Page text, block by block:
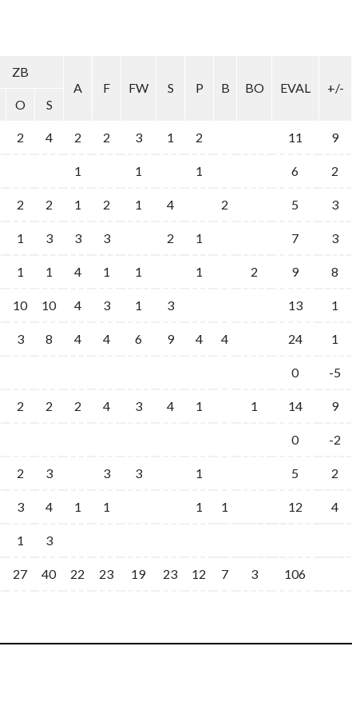
ZB
A
F FW S P B BO EVAL
+/-
O S
2 4 2 2 3 1 2 11 9
1 1 1 6 2
2 2 1 2 1 4 2 5 3
1 3 3 3 2 1 7 3
1 1 4 1 1 1 2 9 8
10 10 4 3 1 3 13 1
3 8 4 4 6 9 4 4 24 1
0 -5
2 2 2 4 3 4 1 1 14 9
0 -2
2 3 3 3 1 5 2
3 4 1 1 1 1 12 4
1 3
27 40 22 23 19 23 12 7 3 106